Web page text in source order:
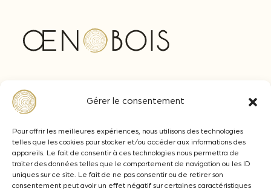
Gérer le consentement
Pour offrir les meilleures expériences, nous utilisons des technologies
telles que les cookies pour stocker et/ou accéder aux informations des
appareils. Le fait de consentir à ces technologies nous permettra de
traiter des données telles que le comportement de navigation ou les ID
uniques sur ce site. Le fait de ne pas consentir ou de retirer son
consentement peut avoir un effet négatif sur certaines caractéristiques
+33 (0)5 57 77 92 92
contact@oenobois.com